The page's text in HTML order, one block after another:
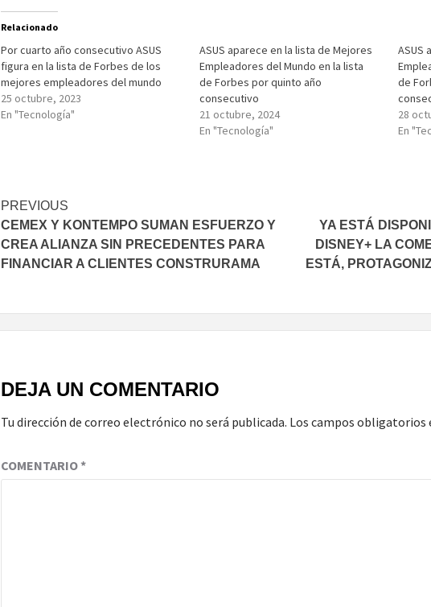
Relacionado
Por cuarto año consecutivo ASUS
figura en la lista de Forbes de los
mejores empleadores del mundo
25 octubre, 2023
En "Tecnología"
ASUS aparece en la lista de Mejores
Empleadores del Mundo en la lista
de Forbes por quinto año
consecutivo
21 octubre, 2024
En "Tecnología"
ASUS
de
28
En
Post
navigation
PREVIOUS
CEMEX Y KONTEMPO SUMAN ESFUERZO Y
CREA ALIANZA SIN PRECEDENTES PARA
FINANCIAR A CLIENTES CONSTRURAMA
YA ESTÁ
DISNEY+ LA
ESTÁ,
DEJA UN COMENTARIO
Tu dirección de correo electrónico no será publicada. Los campos obligatorios
COMENTARIO*